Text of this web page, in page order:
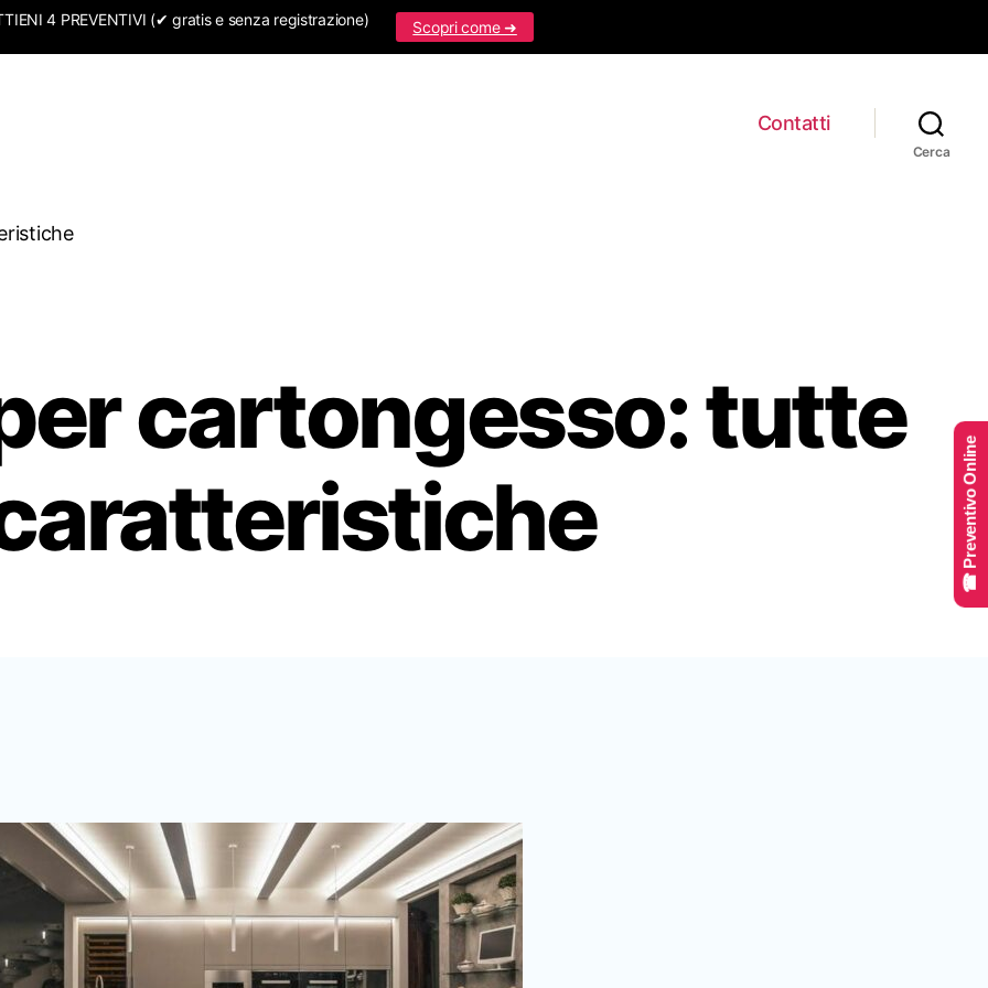
4 PREVENTIVI (✔ gratis e senza registrazione) Scopri come ➜
Contatti
Cerca
cartongesso: tutte
☎ Preventivo Online